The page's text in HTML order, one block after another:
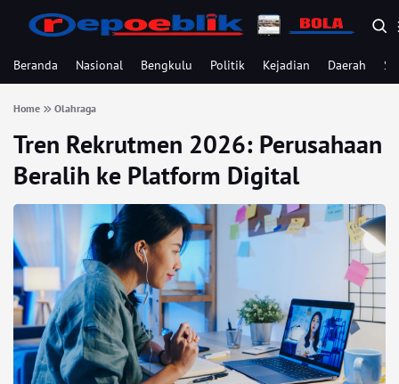
Beranda Nasional Bengkulu Politik Kejadian Daerah
Home Olahraga
Tren Rekrutmen 2026: Perusahaan
Beralih ke Platform Digital